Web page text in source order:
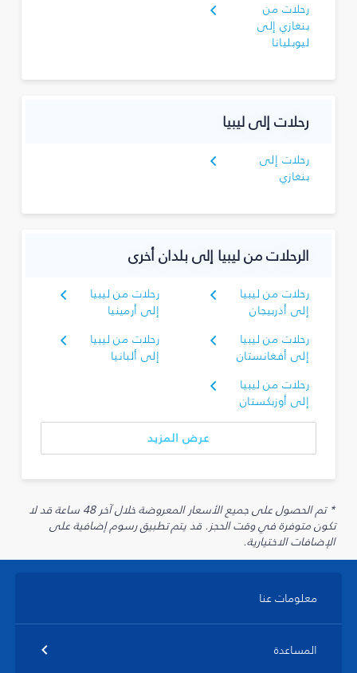
رحلات من
بنغازي إلى
ليوبليانا
رحلات إلى ليبيا
رحلات إلى
بنغازي
الرحلات من ليبيا إلى بلدان أخرى
رحلات من ليبيا
إلى أذربيجان
رحلات من ليبيا
إلى أرمينيا
رحلات من ليبيا
إلى أفغانستان
رحلات من ليبيا
إلى ألبانيا
رحلات من ليبيا
إلى أوزبكستان
عرض المزيد
* تم الحصول على جميع الأسعار المعروضة خلال آخر 48 ساعة قد لا
تكون متوفرة في وقت الحجز. قد يتم تطبيق رسوم إضافية على
الإضافات الاختيارية.
معلومات عنا
المساعدة